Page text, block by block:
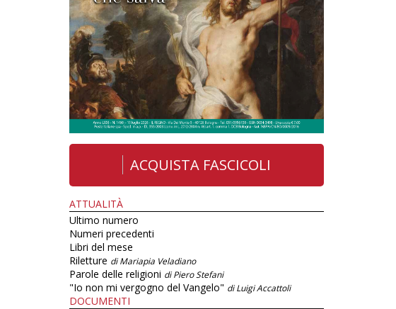
ACQUISTA FASCICOLI
ATTUALITÀ
Ultimo numero
Numeri precedenti
Libri del mese
Riletture di Mariapia Veladiano
Parole delle religioni di Piero Stefani
"Io non mi vergogno del Vangelo" di Luigi Accattoli
DOCUMENTI